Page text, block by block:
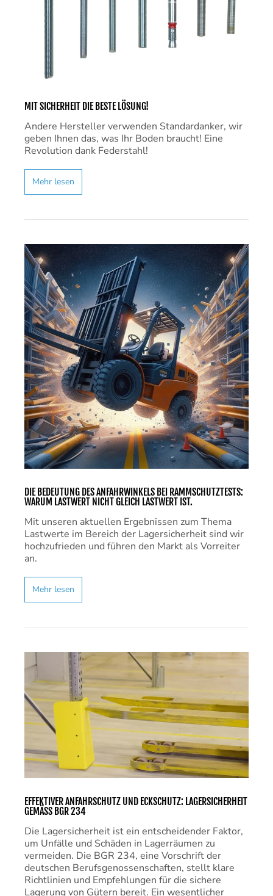
MIT SICHERHEIT DIE BESTE LÖSUNG!
Andere Hersteller verwenden Standardanker, wir
geben Ihnen das, was Ihr Boden braucht! Eine
Revolution dank Federstahl!
Mehr lesen
DIE BEDEUTUNG DES ANFAHRWINKELS BEI RAMMSCHUTZTESTS:
WARUM LASTWERT NICHT GLEICH LASTWERT IST.
Mit unseren aktuellen Ergebnissen zum Thema
Lastwerte im Bereich der Lagersicherheit sind wir
hochzufrieden und führen den Markt als Vorreiter
an.
Mehr lesen
EFFEKTIVER ANFAHRSCHUTZ UND ECKSCHUTZ: LAGERSICHERHEIT
GEMÄSS BGR 234
Die Lagersicherheit ist ein entscheidender Faktor,
um Unfälle und Schäden in Lagerräumen zu
vermeiden. Die BGR 234, eine Vorschrift der
deutschen Berufsgenossenschaften, stellt klare
Richtlinien und Empfehlungen für die sichere
Lagerung von Gütern bereit. Ein wesentlicher